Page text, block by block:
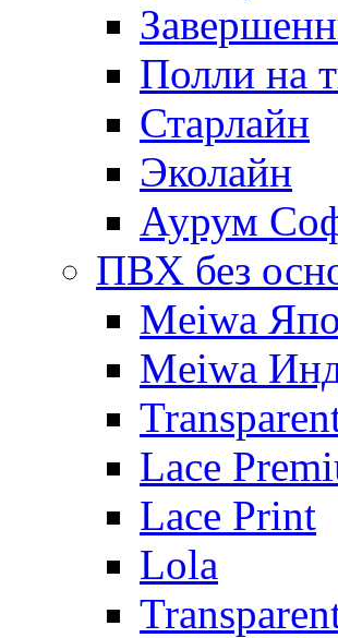
Полли на
Старлайн
Эколайн
Аурум
ПВХ без
Meiwa
Meiwa
Lace
Lace Print
Lola